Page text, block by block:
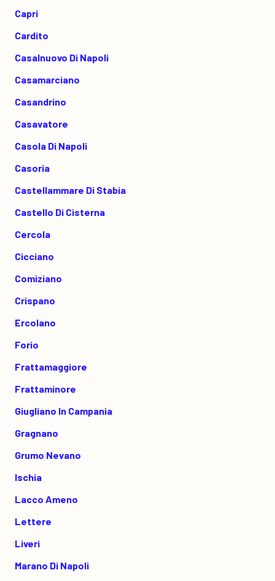
Capri
Cardito
Casalnuovo Di Napoli
Casamarciano
Casandrino
Casavatore
Casola Di Napoli
Casoria
Castellammare Di Stabia
Castello Di Cisterna
Cercola
Cicciano
Comiziano
Crispano
Ercolano
Forio
Frattamaggiore
Frattaminore
Giugliano In Campania
Gragnano
Grumo Nevano
Ischia
Lacco Ameno
Lettere
Liveri
Marano Di Napoli